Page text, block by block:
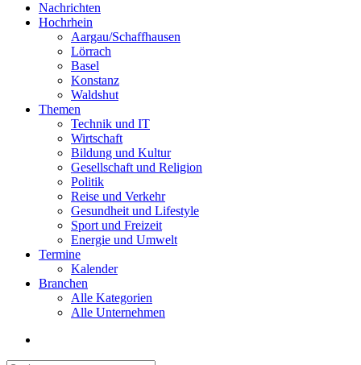
Nachrichten
Hochrhein
Aargau/Schaffhausen
Lörrach
Basel
Konstanz
Waldshut
Themen
Technik und IT
Wirtschaft
Bildung und Kultur
Gesellschaft und Religion
Politik
Reise und Verkehr
Gesundheit und Lifestyle
Sport und Freizeit
Energie und Umwelt
Termine
Kalender
Branchen
Alle Kategorien
Alle Unternehmen